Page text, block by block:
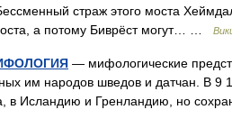
страж этого моста
а потому Биврёст могут… …
— мифологические
им народов шведов и датчан. В 9
в Исландию и Гренландию, но